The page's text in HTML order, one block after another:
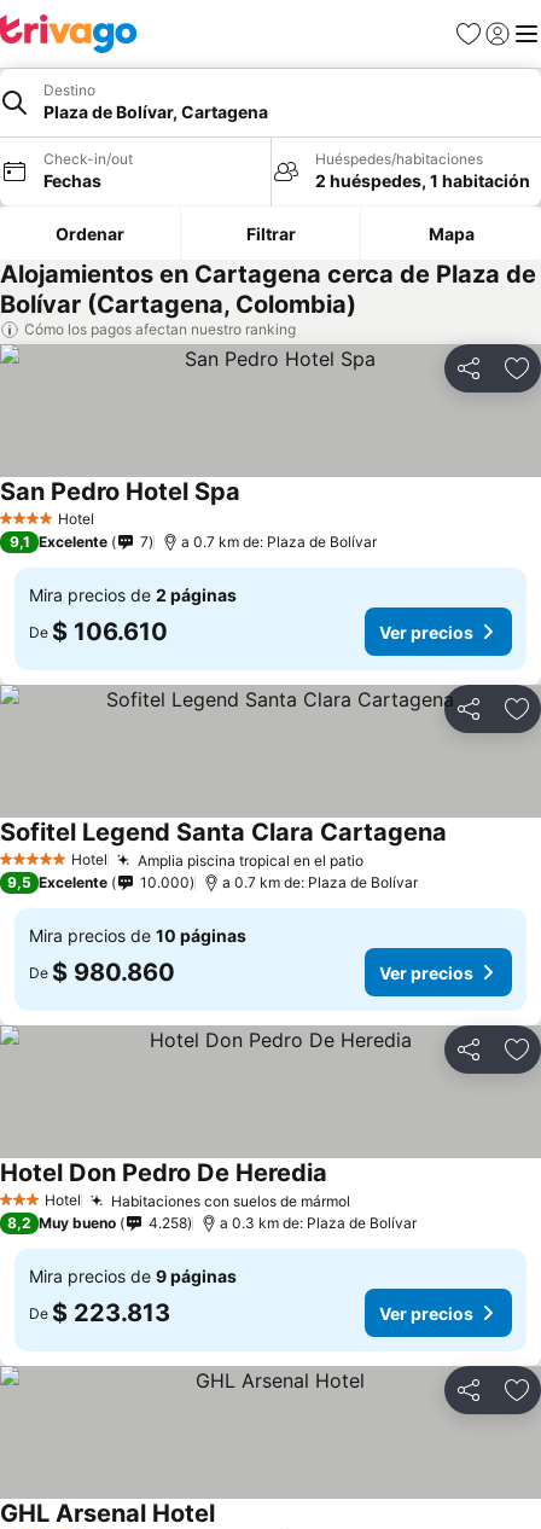
Favoritos
Iniciar
Destino
Plaza de Bolívar, Cartagena
Check-in/out
Fechas
Huéspedes/habitaciones
2 huéspedes, 1 habitación
Ordenar Filtrar Mapa
Alojamientos en Cartagena cerca de Plaza de
Bolívar (Cartagena, Colombia)
Cómo los pagos afectan nuestro ranking
Compartir
4 EstrellasHotel
San Pedro Hotel Spa
9,1 Excelente 7 a 0.7 km de: Plaza de Bolívar
Mira precios de 2 páginas
De $ 106.610 Ver precios
Compartir
5 Estrellas Hotel Amplia piscina tropical en el patio
Sofitel Legend Santa Clara Cartagena
9,5 Excelente 10.000 a 0.7 km de: Plaza de Bolívar
Mira precios de 10 páginas
De $ 980.860 Ver precios
Compartir
3 Estrellas
Hotel Habitaciones con suelos de mármol
Hotel Don Pedro De Heredia
8,2 Muy bueno 4.258 a 0.3 km de: Plaza de Bolívar
Mira precios de 9 páginas
De $ 223.813 Ver precios
Compartir
GHL Arsenal Hotel